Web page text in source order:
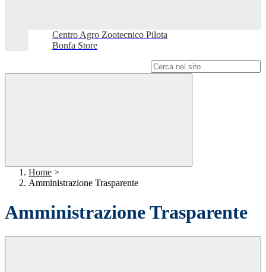
Centro Agro Zootecnico Pilota
Bonfa Store
Home >
Amministrazione Trasparente
Amministrazione Trasparente